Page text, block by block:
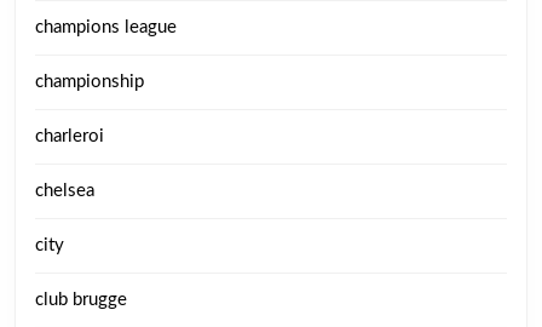
champions league
championship
charleroi
chelsea
city
club brugge